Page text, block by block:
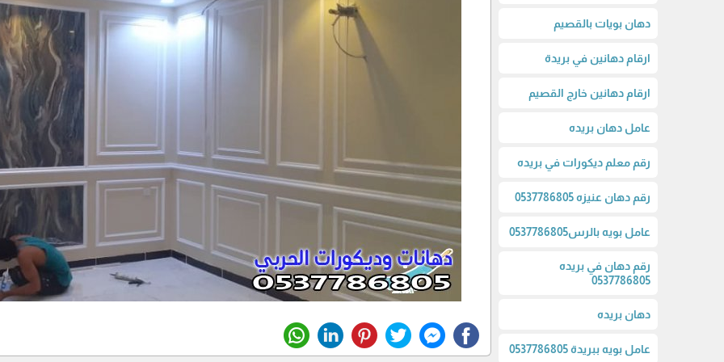
دهان بويات بالقصيم
ارقام دهانين في بريدة
ارقام دهانين خارج القصيم
عامل دهان بريده
رقم معلم ديكورات في بريده
رقم دهان عنيزه 0537786805
عامل بويه بالرس0537786805
رقم دهان في بريده
0537786805
دهان بريده
عامل بويه ببريدة 0537786805